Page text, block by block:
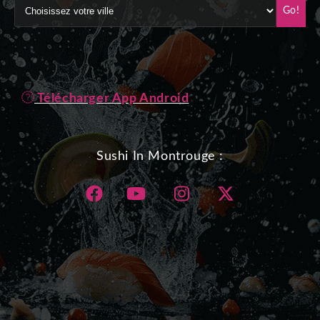
Go!
Télécharger App Android
Sushi In Montrouge :